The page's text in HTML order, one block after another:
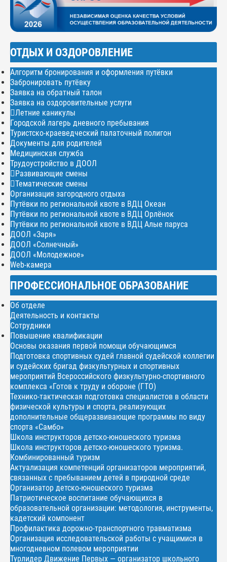
ОТДЫХ И ОЗДОРОВЛЕНИЕ
Алгоритм бронирования и оформления путёвки
Забронировать путёвку
Заявка на обратный талон
Заявка на оздоровительные услуги
Летние каникулы
Городской лагерь дневного пребывания
Туристско-краеведческий палаточный полигон
Документы для родителей
Медицинская служба
Трудоустройство в ДООЛ
Развивающие смены
Тематические смены
Организация загородного отдыха
Путёвки по региональной квоте в ВДЦ Океан
Путёвки по региональной квоте в ВДЦ Орлёнок
Путёвки по региональной квоте в ВДЦ Алые паруса
ДООЛ «Заря»
ДООЛ «Солнечный»
ДООЛ «Молодежное»
Web-камера
ПРОФЕССИОНАЛЬНОЕ ОБРАЗОВАНИЕ
Об отделе
Деятельность и контакты
Сотрудники
Повышение квалификации
Основы оказания первой помощи обучающимся
Подготовка спортивных судей главной судейской коллегии
и судейских бригад физкультурных и спортивных
мероприятий Всероссийского физкультурно-спортивного
комплекса «Готов к труду и обороне (ГТО)
Технико-тактическая подготовка специалистов в области
физической культуры и спорта, реализующих
дополнительные общеразвивающие программы по виду
спорта «Самбо»
Школа инструкторов детско-юношеского туризма
Школа инструкторов детско-юношеского туризма.
Комбинированный туризм
Актуализация компетенций организаторов мероприятий,
связанных с пребыванием детей в природной среде
Организатор детско-юношеского туризма
Патриотическое воспитание обучающихся в
образовательной организации: методология, инструменты,
кадетский компонент
Профилактика дорожно-транспортного травматизма
Организация исследовательской работы с учащимися в
многодневном полевом мероприятии
Турлидер Движение Первых — организатор школьного